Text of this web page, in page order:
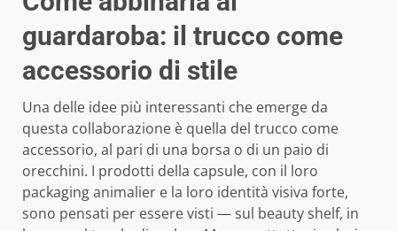
guardaroba: il trucco come
accessorio di stile
Una delle idee più interessanti che emerge da
questa collaborazione è quella del trucco come
accessorio, al pari di una borsa o di un paio di
orecchini. I prodotti della capsule, con il loro
packaging animalier e la loro identità visiva forte,
sono pensati per essere visti — sul beauty shelf, in